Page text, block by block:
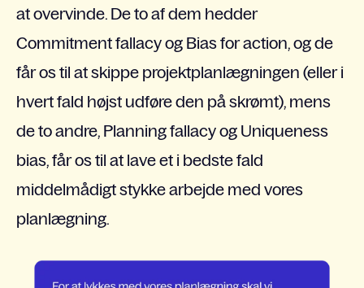
at overvinde. De to af dem hedder
Commitment fallacy og Bias for action, og de
får os til at skippe projektplanlægningen (eller i
hvert fald højst udføre den på skrømt), mens
de to andre, Planning fallacy og Uniqueness
bias, får os til at lave et i bedste fald
middelmådigt stykke arbejde med vores
planlægning.